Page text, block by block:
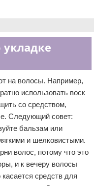
укладке
на волосы. Например,
использовать воск
со средством,
Следующий совет:
бальзам или
и шелковистыми.
волос, потому что это
и к вечеру волосы
средств для